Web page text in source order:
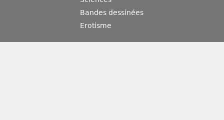
Bandes dessinées
Erotisme